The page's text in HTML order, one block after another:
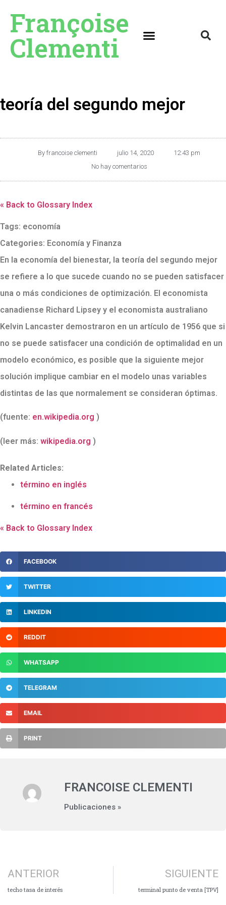
Françoise
Clementi
teoría del segundo mejor
By francoise clementi julio 14, 2020
12:43 pm
No hay comentarios
« Back to Glossary Index
Tags: economía
Categories: Economía y Finanza
En la economía del bienestar, la teoría del segundo mejor
se refiere a lo que sucede cuando no se pueden satisfacer
una o más condiciones de optimización. El economista
canadiense Richard Lipsey y el economista australiano
Kelvin Lancaster demostraron en un artículo de 1956 que si
no se puede satisfacer una condición de optimalidad en un
modelo económico, es posible que la siguiente mejor
solución implique cambiar en el modelo unas variables
distintas de las que normalement se consideran óptimas.
(fuente: en.wikipedia.org )
(leer más: wikipedia.org )
Related Articles:
término en inglés
término en francés
« Back to Glossary Index
FACEBOOK
TWITTER
LINKEDIN
REDDIT
WHATSAPP
TELEGRAM
EMAIL
PRINT
FRANCOISE CLEMENTI
Publicaciones »
ANTERIOR
techo tasa de interés
SIGUIENTE
terminal punto de venta [TPV]